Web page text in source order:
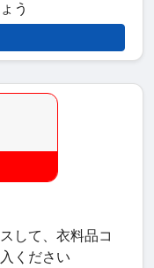
う
して、衣料品コ
ください